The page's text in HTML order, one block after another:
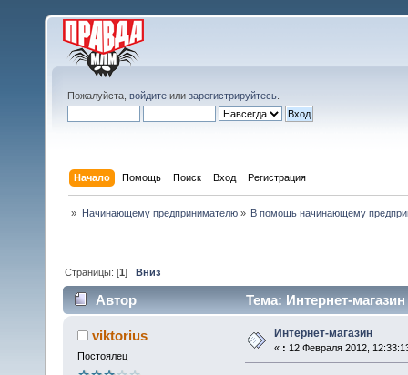
Пожалуйста, войдите или зарегистрируйтесь
Начало Помощь Поиск Вход Регистрация
» Начинающему предпринимателю» В помощь начинающему
Страницы: [1]Вниз
Автор Тема: Интернет-
viktorius
Постоялец
Интернет-магазин
« : 12 Февраля 2012,